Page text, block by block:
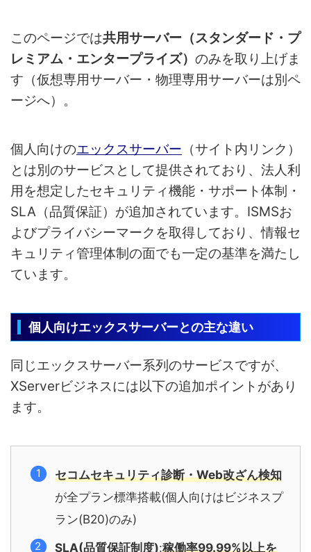
このページでは共用サーバー（スタンダード・プ
レミアム・エンタープライズ） のみを取り上げま
す（仮想専用サーバー・物理専用サーバーは別ペ
ージへ）。
個人向けのエックスサーバー （サイト内リンク）
とは別のサービスとして提供されており、法人利
用を想定したセキュリティ機能・サポート体制・
SLA（品質保証）が追加されています。ISMSお
よびプライバシーマークを取得しており、情報セ
キュリティ管理体制の面でも一定の基準を満たし
ています。
個人向けエックスサーバーとの主な違い
同じエックスサーバー系列のサービスですが、
XServerビジネスには以下の追加ポイントがあり
ます。
セコムセキュリティ診断・Web改ざん検知
が全プラン標準搭載(個人向けはビジネスプ
ラン(B20)のみ)
SLA(品質保証制度):稼働率99.99%以上を